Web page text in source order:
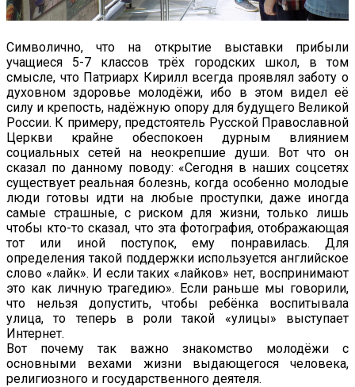
Символично, что на открытие выставки прибыли
учащиеся 5-7 классов трёх городских школ, в том
смысле, что Патриарх Кирилл всегда проявлял заботу о
духовном здоровье молодёжи, ибо в этом видел её
силу и крепость, надёжную опору для будущего Великой
России. К примеру, предстоятель Русской Православной
Церкви крайне обеспокоен дурным влиянием
социальных сетей на неокрепшие души. Вот что он
сказал по данному поводу: «Сегодня в наших соцсетях
существует реальная болезнь, когда особенно молодые
люди готовы идти на любые проступки, даже иногда
самые страшные, с риском для жизни, только лишь
чтобы кто-то сказал, что эта фотография, отображающая
тот или иной поступок, ему понравилась. Для
определения такой поддержки используется английское
слово «лайк». И если таких «лайков» нет, воспринимают
это как личную трагедию». Если раньше мы говорили,
что нельзя допустить, чтобы ребёнка воспитывала
улица, то теперь в роли такой «улицы» выступает
Интернет.
Вот почему так важно знакомство молодёжи с
основными вехами жизни выдающегося человека,
религиозного и государственного деятеля.